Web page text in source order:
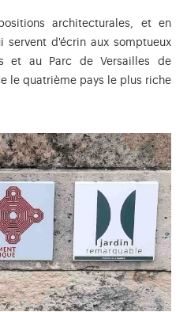
architecturales, et en
servent d'écrin aux somptueux
et au Parc de Versailles de
le quatrième pays le plus riche